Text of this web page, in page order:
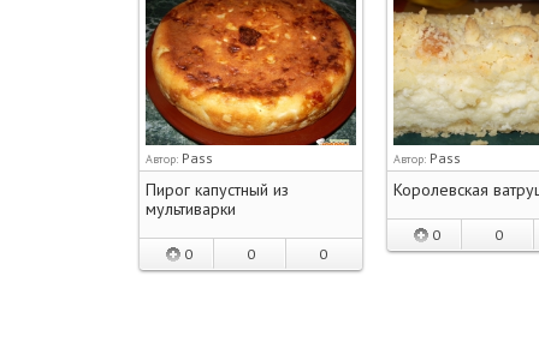
Автор: Pass
Пирог капустный из
мультиварки
0 0 0
Автор: Pass
Королевская
0 0